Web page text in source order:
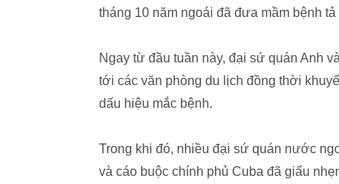
tháng 10 năm ngoái đã đưa mầm bệnh
Ngay từ đầu tuần này, đại sứ quán Anh
tới các văn phòng du lịch đồng thời
dấu hiệu mắc bệnh.
Trong khi đó, nhiều đại sứ quán nước
và cáo buộc chính phủ Cuba đã giấu